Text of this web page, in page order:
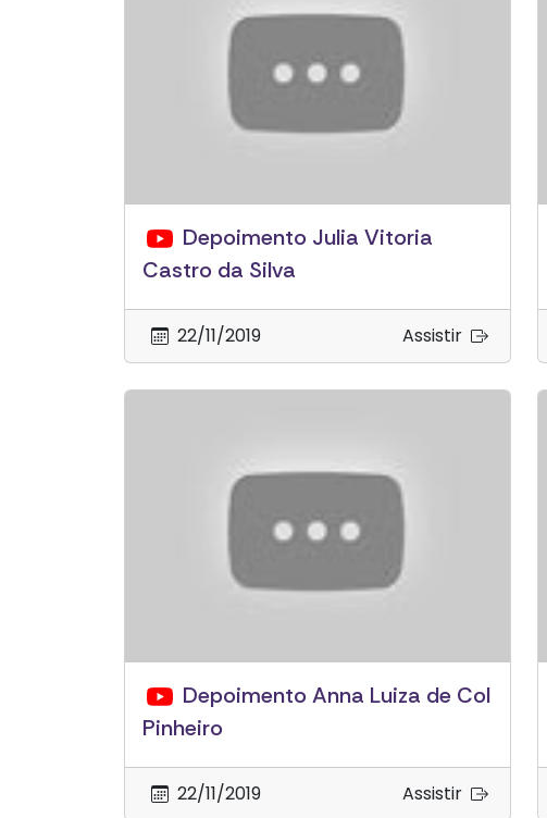
Depoimento Julia Vitoria
Castro da Silva
22/11/2019 Assistir
Depoimento Anna Luiza de Col
Pinheiro
22/11/2019 Assistir